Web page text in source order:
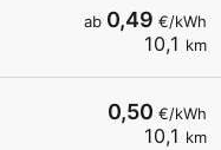
ab 0,49 €/kWh
10,1 km
0,50 €/kWh
10,1 km